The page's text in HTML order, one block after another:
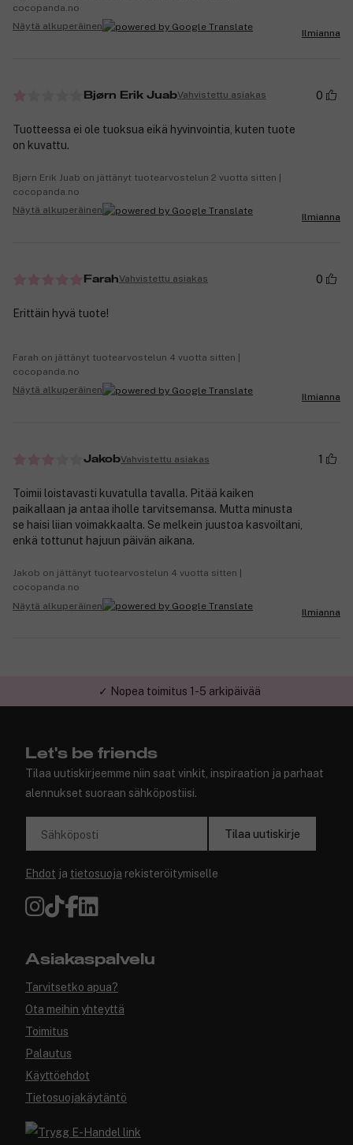
cocopanda.no
Näytä alkuperäinen
Ilmianna
Bjørn Erik JuabVahvistettu asiakas 0
Tuotteessa ei ole tuoksua eikä hyvinvointia, kuten tuote
on kuvattu.
Bjørn Erik Juab on jättänyt tuotearvostelun 2 vuotta sitten |
cocopanda.no
Näytä alkuperäinen
Ilmianna
FarahVahvistettu asiakas 0
Erittäin hyvä tuote!
Farah on jättänyt tuotearvostelun 4 vuotta sitten |
cocopanda.no
Näytä alkuperäinen
Ilmianna
JakobVahvistettu asiakas 1
Toimii loistavasti kuvatulla tavalla. Pitää kaiken
paikallaan ja antaa iholle tarvitsemansa. Mutta minusta
se haisi liian voimakkaalta. Se melkein juustoa kasvoiltani,
enkä tottunut hajuun päivän aikana.
Jakob on jättänyt tuotearvostelun 4 vuotta sitten |
cocopanda.no
Näytä alkuperäinen
Ilmianna
✓ Turvallinen verkkokauppa
Let's be friends
Tilaa uutiskirjeemme niin saat vinkit, inspiraation ja parhaat
alennukset suoraan sähköpostiisi.
Sähköposti Tilaa uutiskirje
Ehdot ja tietosuoja rekisteröitymiselle
Asiakaspalvelu
Tarvitsetko apua?
Ota meihin yhteyttä
Toimitus
Palautus
Käyttöehdot
Tietosuojakäytäntö